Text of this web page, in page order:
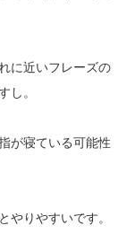
に近いフレーズの
し。
が寝ている可能性
やりやすいです。